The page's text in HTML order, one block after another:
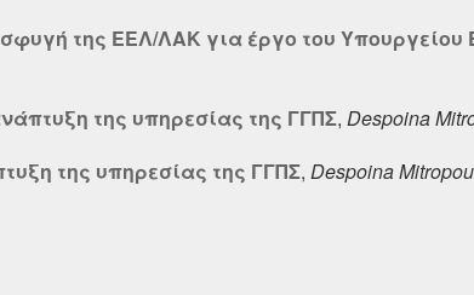
της ΕΕΛ/ΛΑΚ για έργο του Υπουργείου
της υπηρεσίας της ΓΓΠΣ, Despoina
της υπηρεσίας της ΓΓΠΣ, Despoina